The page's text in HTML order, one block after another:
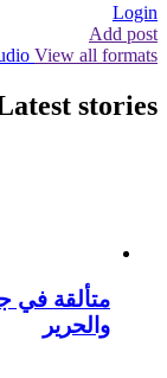
Login
Add post
View all formats
stories
متألقة في
والحرير